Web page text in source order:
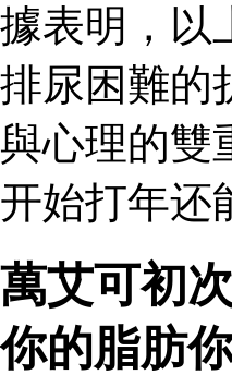
據表明，以
排尿困難的
與心理的雙
开始打年还
萬艾可初
你的脂肪